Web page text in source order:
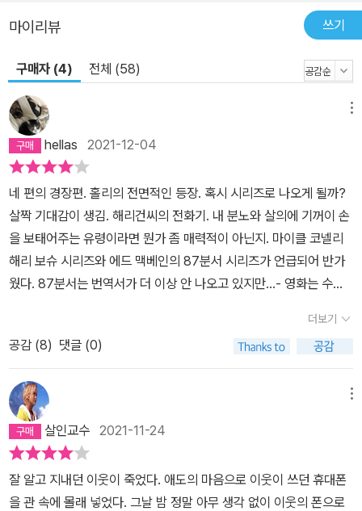
마이리뷰 쓰기
구매자 (4) 전체 (58)
hellas 2021-12-04
네 편의 경장편. 홀리의 전면적인 등장. 혹시 시리즈로 나오게 될까?
살짝 기대감이 생김. 해리건씨의 전화기. 내 분노와 살의에 기꺼이 손
을 보태어주는 유령이라면 뭔가 좀 매력적이 아닌지. 마이클 코넬리
해리 보슈 시리즈와 에드 맥베인의 87분서 시리즈가 언급되어 반가
웠다. 87분서는 번역서가 더 이상 안 나오고 있지만...- 영화는 수명
죽음이 개입되면 철학이 무너지거든. - 168 - 거짓말은 미끄러운 비
탈길과 같고 하나를 하면 두 개를 더 하게 되어 있다. - 287 - 현실은
깊었고 또 멀었다. 수만은 비밀을 품고 끝없이 이어졌다. - 516 202
1. aug.
더보기
공감 (8) 댓글 (0)
살인교수 2021-11-24
잘 알고 지내던 이웃이 죽었다. 애도의 마음으로 이웃이 쓰던 휴대폰
을 관 속에 몰래 넣었다. 그날 밤 정말 아무 생각 없이 이웃의 폰으로